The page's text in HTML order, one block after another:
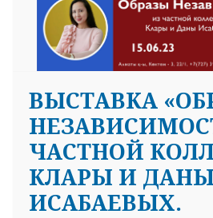
ВЫСТАВКА
ЧАСТНОЙ
КЛАРЫ И ДАНЫ
ИСАБАЕВЫХ.